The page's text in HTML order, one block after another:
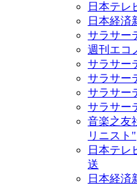
日本テレ
日本経済
サラサー
週刊エコ
サラサー
サラサー
サラサー
サラサー
音楽之友
リニスト"
日本テレ
送
日本経済